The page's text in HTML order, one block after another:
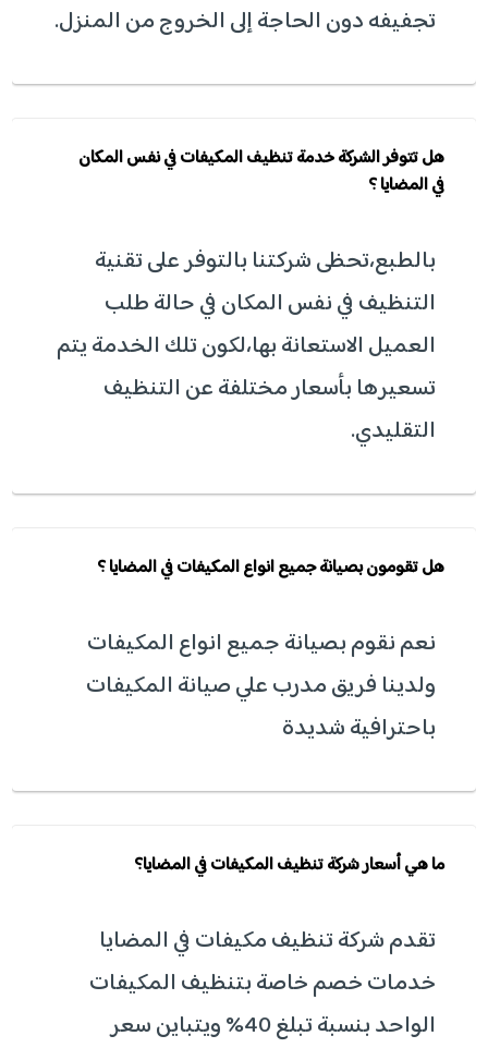
تجفيفه دون الحاجة إلى الخروج من المنزل.
هل تتوفر الشركة خدمة تنظيف المكيفات في نفس المكان
في المضايا ؟
بالطبع،تحظى شركتنا بالتوفر على تقنية
التنظيف في نفس المكان في حالة طلب
العميل الاستعانة بها،لكون تلك الخدمة يتم
تسعيرها بأسعار مختلفة عن التنظيف
التقليدي.
هل تقومون بصيانة جميع انواع المكيفات في المضايا ؟
نعم نقوم بصيانة جميع انواع المكيفات
ولدينا فريق مدرب علي صيانة المكيفات
باحترافية شديدة
ما هي أسعار شركة تنظيف المكيفات في المضايا؟
تقدم شركة تنظيف مكيفات في المضايا
خدمات خصم خاصة بتنظيف المكيفات
الواحد بنسبة تبلغ 40% ويتباين سعر